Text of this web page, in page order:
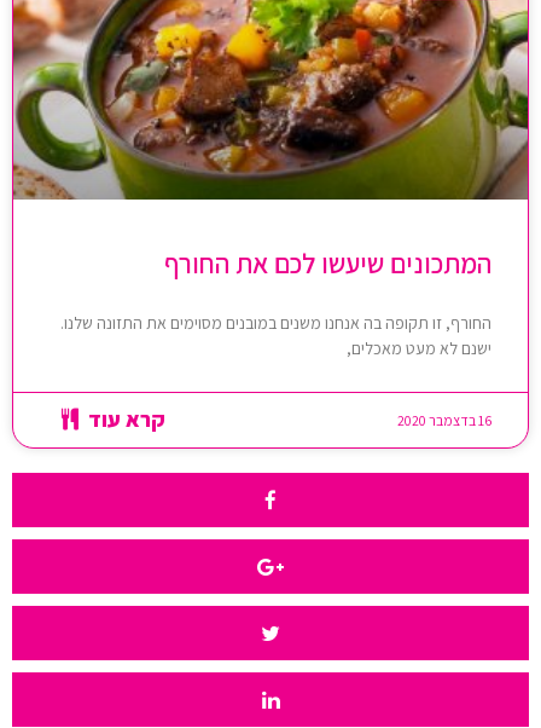
המתכונים שיעשו לכם את החורף
החורף, זו תקופה בה אנחנו משנים במובנים מסוימים את התזונה שלנו.
ישנם לא מעט מאכלים,
קרא עוד 16 בדצמבר 2020